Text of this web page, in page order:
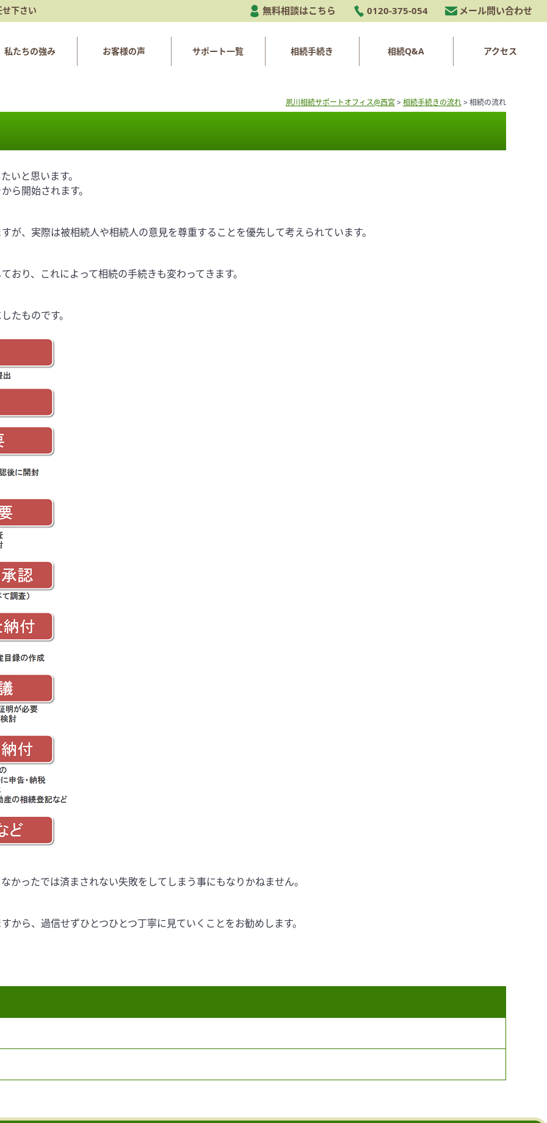
下さい 無料相談はこちら 0120-375-054 メール問い合わせ
私たちの強み お客様の声 サポート一覧 相続手続き 相続Q&A アクセス
夙川相続サポートオフィス@西宮 >相続手続きの流れ>相続の流れ
いと思います。
ら開始されます。
が、実際は被相続人や相続人の意見を尊重することを優先して考えられています。
り、これによって相続の手続きも変わってきます。
たものです。
かったでは済まされない失敗をしてしまう事にもなりかねません。
ら、過信せずひとつひとつ丁寧に見ていくことをお勧めします。